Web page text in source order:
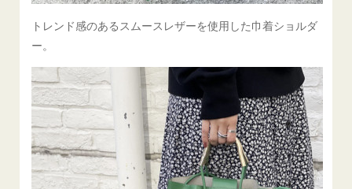
トレンド感のあるスムースレザーを使用した巾着ショルダ
ー。